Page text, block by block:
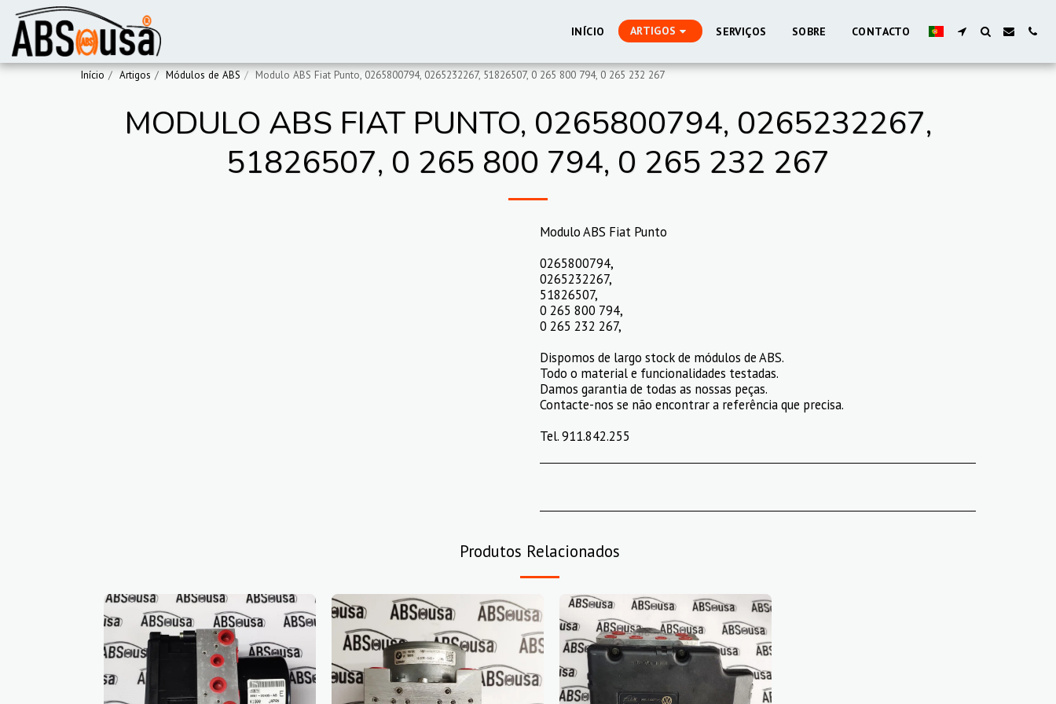
INÍCIO ARTIGOS SERVIÇOS SOBRE CONTACTO
Início Artigos Módulos de ABS Modulo ABS Fiat Punto, 0265800794, 0265232267, 51826507, 0 265 800 794, 0 265 232 267
MODULO ABS FIAT PUNTO, 0265800794, 0265232267,
51826507, 0 265 800 794, 0 265 232 267
Modulo ABS Fiat Punto
0265800794,
0265232267,
51826507,
0 265 800 794,
0 265 232 267,
Dispomos de largo stock de módulos de ABS.
Todo o material e funcionalidades testadas.
Damos garantia de todas as nossas peças.
Contacte-nos se não encontrar a referência que precisa.
Tel. 911.842.255
Produtos Relacionados